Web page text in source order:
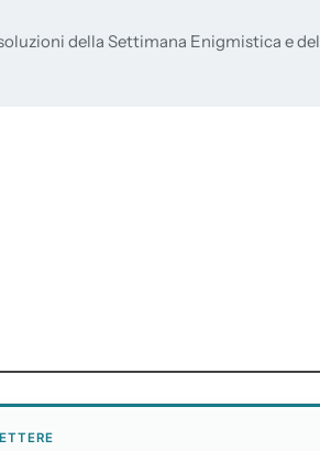
della Settimana Enigmistica e